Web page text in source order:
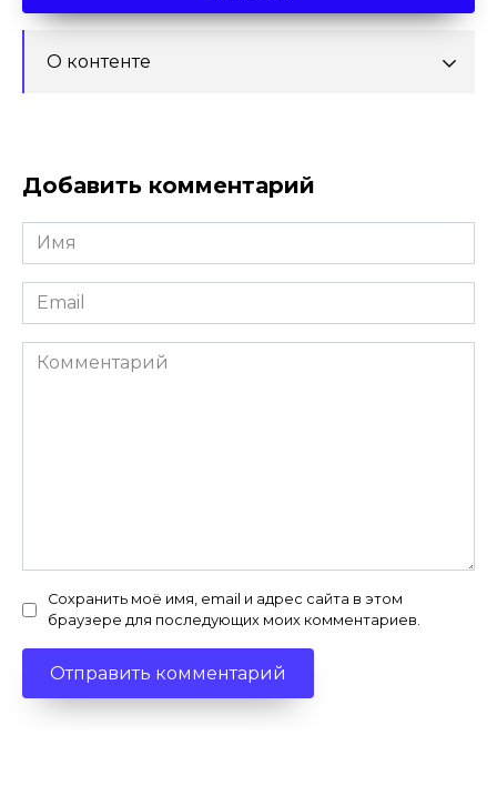
О контенте
Добавить комментарий
Имя
*
Email
*
Комментарий
Сохранить моё имя, email и адрес сайта в этом
браузере для последующих моих комментариев.